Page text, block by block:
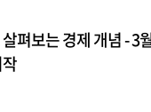
펴보는 경제 개념 - 3